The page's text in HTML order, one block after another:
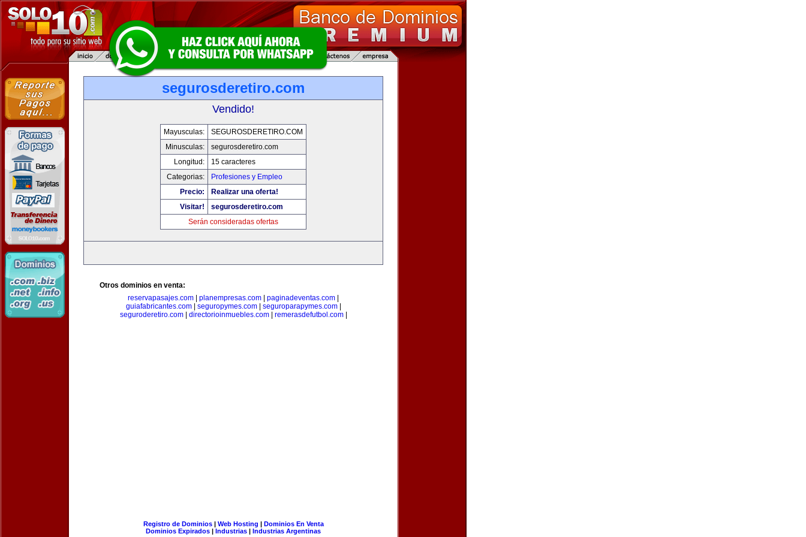
segurosderetiro.com
Vendido!
Mayusculas:
SEGUROSDERETIRO.COM
Minusculas:
segurosderetiro.com
Longitud:
15 caracteres
Categorias:
Profesiones y Empleo
Precio:
Realizar una oferta!
Visitar!
segurosderetiro.com
Serán consideradas ofertas
Otros dominios en venta:
reservapasajes.com
planempresas.com paginadeventas.com
guiafabricantes.com| seguropymes.com| seguroparapymes.com|
seguroderetiro.com| directorioinmuebles.com| remerasdefutbol.com|
Registro de Dominios| Web Hosting | Dominios En Venta
Dominios Expirados | Industrias | Industrias Argentinas